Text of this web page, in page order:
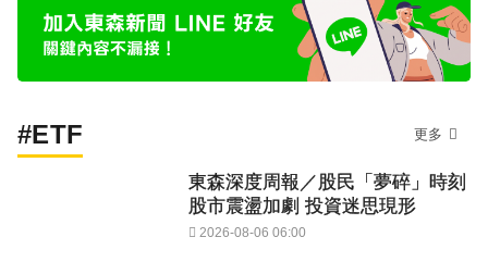
#ETF 更多
東森深度周報／股民「夢碎」時刻
股市震盪加劇 投資迷思現形
2026-08-06 06:00